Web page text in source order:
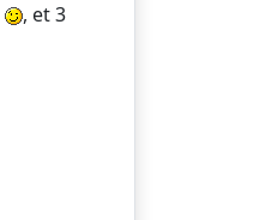
, et 3